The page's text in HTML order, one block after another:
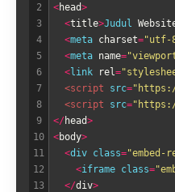
2
3
4
5
6
7
8
9
10
11
12
13
<head>
<title>Judul
<meta charset="utf-
<meta name=
<link rel=
<script src=
<script src=
</ head>
<body>
<div class="embed-
<iframe class=
</div>